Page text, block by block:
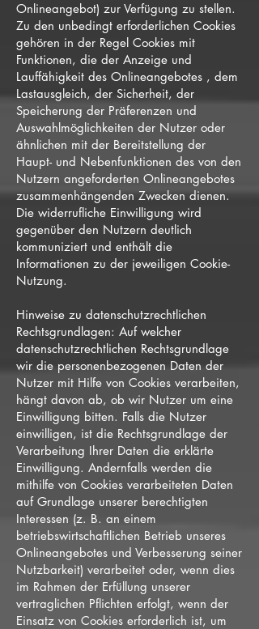
Onlineangebot) zur Verfügung zu stellen.
Zu den unbedingt erforderlichen Cookies
gehören in der Regel Cookies mit
Funktionen, die der Anzeige und
Lauffähigkeit des Onlineangebotes , dem
Lastausgleich, der Sicherheit, der
Speicherung der Präferenzen und
Auswahlmöglichkeiten der Nutzer oder
ähnlichen mit der Bereitstellung der
Haupt- und Nebenfunktionen des von den
Nutzern angeforderten Onlineangebotes
zusammenhängenden Zwecken dienen.
Die widerrufliche Einwilligung wird
gegenüber den Nutzern deutlich
kommuniziert und enthält die
Informationen zu der jeweiligen Cookie-
Nutzung.
Hinweise zu datenschutzrechtlichen
Rechtsgrundlagen: Auf welcher
datenschutzrechtlichen Rechtsgrundlage
wir die personenbezogenen Daten der
Nutzer mit Hilfe von Cookies verarbeiten,
hängt davon ab, ob wir Nutzer um eine
Einwilligung bitten. Falls die Nutzer
einwilligen, ist die Rechtsgrundlage der
Verarbeitung Ihrer Daten die erklärte
Einwilligung. Andernfalls werden die
mithilfe von Cookies verarbeiteten Daten
auf Grundlage unserer berechtigten
Interessen (z. B. an einem
betriebswirtschaftlichen Betrieb unseres
Onlineangebotes und Verbesserung seiner
Nutzbarkeit) verarbeitet oder, wenn dies
im Rahmen der Erfüllung unserer
vertraglichen Pflichten erfolgt, wenn der
Einsatz von Cookies erforderlich ist, um